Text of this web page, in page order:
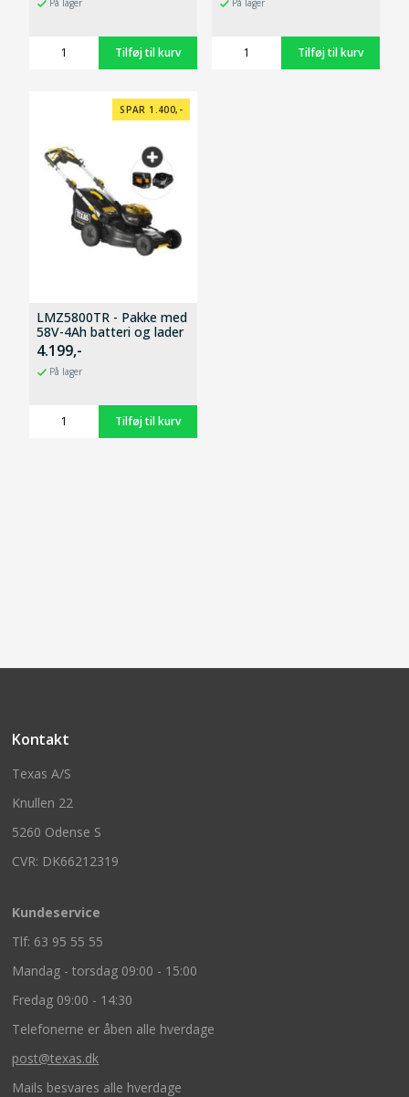
På lager På lager
SPAR 1.400,-
LMZ5800TR - Pakke med
58V-4Ah batteri og lader
4.199,-
På lager
Kontakt
Texas A/S
Knullen 22
5260 Odense S
CVR: DK66212319
Kundeservice
Tlf: 63 95 55 55
Mandag - torsdag 09:00 - 15:00
Fredag 09:00 - 14:30
Telefonerne er åben alle hverdage
post@texas.dk
Mails besvares alle hverdage